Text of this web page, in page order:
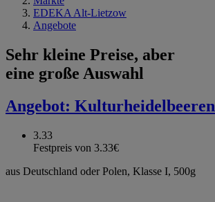
EDEKA Alt-Lietzow
Angebote
Sehr kleine Preise, aber
eine große Auswahl
Angebot: Kulturheidelbeeren
3.33
Festpreis von 3.33€
aus Deutschland oder Polen, Klasse I, 500g